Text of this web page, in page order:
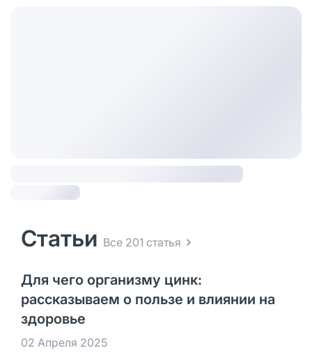
Статьи Все 201 статья
Для чего организму цинк:
рассказываем о пользе и влиянии на
здоровье
02 Апреля 2025